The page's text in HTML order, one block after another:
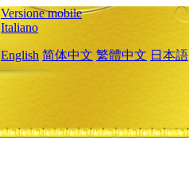
Versione mobile
Italiano
English 简体中文 繁體中文 日本語